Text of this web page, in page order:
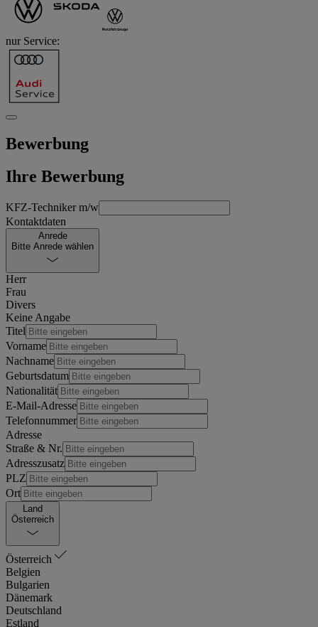
nur Service:
Bewerbung
Ihre Bewerbung
KFZ-Techniker m/w
Kontaktdaten
Anrede
Bitte Anrede wählen
Herr
Frau
Divers
Keine Angabe
Titel
Vorname
Nachname
Geburtsdatum
Nationalität
E-Mail-Adresse
Telefonnummer
Adresse
Straße & Nr.
Adresszusatz
PLZ
Ort
Land
Österreich
Österreich
Belgien
Bulgarien
Dänemark
Deutschland
Estland